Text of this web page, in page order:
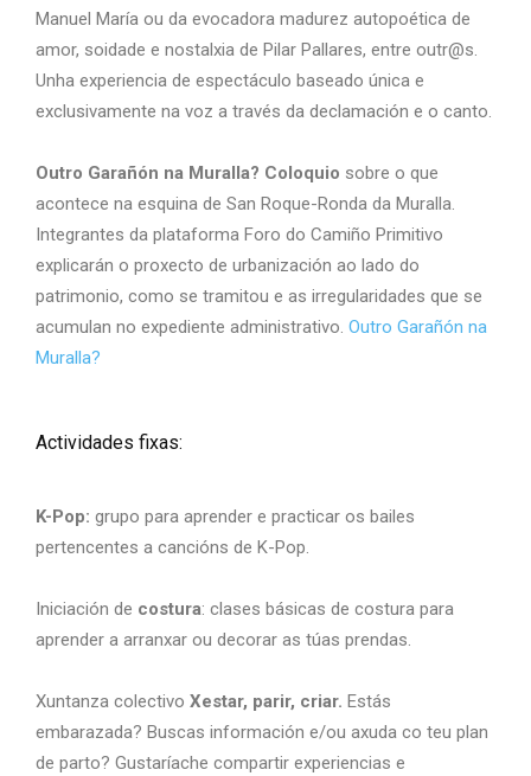
Manuel María ou da evocadora madurez autopoética de
amor, soidade e nostalxia de Pilar Pallares, entre outr@s.
Unha experiencia de espectáculo baseado única e
exclusivamente na voz a través da declamación e o canto.
Outro Garañón na Muralla? Coloquio sobre o que
acontece na esquina de San Roque-Ronda da Muralla.
Integrantes da plataforma Foro do Camiño Primitivo
explicarán o proxecto de urbanización ao lado do
patrimonio, como se tramitou e as irregularidades que se
acumulan no expediente administrativo. Outro Garañón na
Muralla?
Actividades fixas:
K-Pop: grupo para aprender e practicar os bailes
pertencentes a cancións de K-Pop.
Iniciación de costura: clases básicas de costura para
aprender a arranxar ou decorar as túas prendas.
Xuntanza colectivo Xestar, parir, criar. Estás
embarazada? Buscas información e/ou axuda co teu plan
de parto? Gustaríache compartir experiencias e